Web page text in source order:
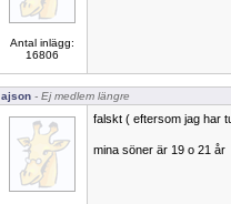
Antal inlägg:
16806
ajson - Ej medlem längre
falskt ( eftersom jag har
mina söner är 19 o 21 år